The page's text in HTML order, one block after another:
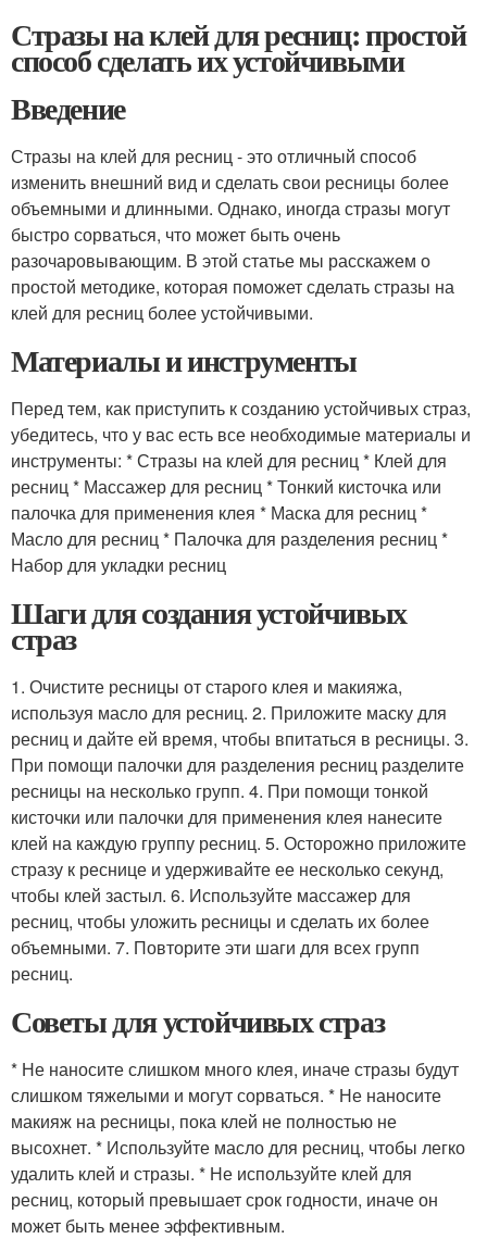
Стразы на клей для ресниц: простой
способ сделать их устойчивыми
Введение
Стразы на клей для ресниц - это отличный способ
изменить внешний вид и сделать свои ресницы более
объемными и длинными. Однако, иногда стразы могут
быстро сорваться, что может быть очень
разочаровывающим. В этой статье мы расскажем о
простой методике, которая поможет сделать стразы на
клей для ресниц более устойчивыми.
Материалы и инструменты
Перед тем, как приступить к созданию устойчивых страз,
убедитесь, что у вас есть все необходимые материалы и
инструменты: * Стразы на клей для ресниц * Клей для
ресниц * Массажер для ресниц * Тонкий кисточка или
палочка для применения клея * Маска для ресниц *
Масло для ресниц * Палочка для разделения ресниц *
Набор для укладки ресниц
Шаги для создания устойчивых
страз
1. Очистите ресницы от старого клея и макияжа,
используя масло для ресниц. 2. Приложите маску для
ресниц и дайте ей время, чтобы впитаться в ресницы. 3.
При помощи палочки для разделения ресниц разделите
ресницы на несколько групп. 4. При помощи тонкой
кисточки или палочки для применения клея нанесите
клей на каждую группу ресниц. 5. Осторожно приложите
стразу к реснице и удерживайте ее несколько секунд,
чтобы клей застыл. 6. Используйте массажер для
ресниц, чтобы уложить ресницы и сделать их более
объемными. 7. Повторите эти шаги для всех групп
ресниц.
Советы для устойчивых страз
* Не наносите слишком много клея, иначе стразы будут
слишком тяжелыми и могут сорваться. * Не наносите
макияж на ресницы, пока клей не полностью не
высохнет. * Используйте масло для ресниц, чтобы легко
удалить клей и стразы. * Не используйте клей для
ресниц, который превышает срок годности, иначе он
может быть менее эффективным.